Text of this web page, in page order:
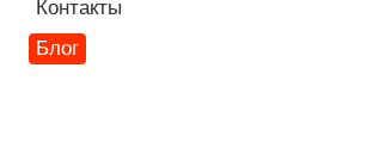
Контакты
Блог